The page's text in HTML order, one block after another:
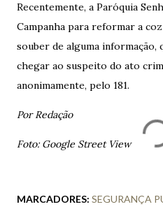
Recentemente, a Paróquia
Campanha para reformar a
souber de alguma informação,
chegar ao suspeito do ato
anonimamente, pelo 181.
Por Redação
Foto: Google Street View
MARCADORES: SEGURANÇA